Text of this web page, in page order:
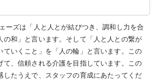
ーズは「人と人とが結びつき、調和し力を合
の和」と言います。そして「人と人との繋が
ていくこと」を「人の輪」と言います。この
て、信頼される介護を目指しています。この
したうえで、スタッフの育成にあたってくだ